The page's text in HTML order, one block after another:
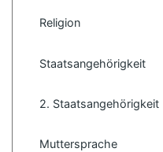
Religion
Staatsangehörigkeit
2. Staatsangehörigkeit
Muttersprache